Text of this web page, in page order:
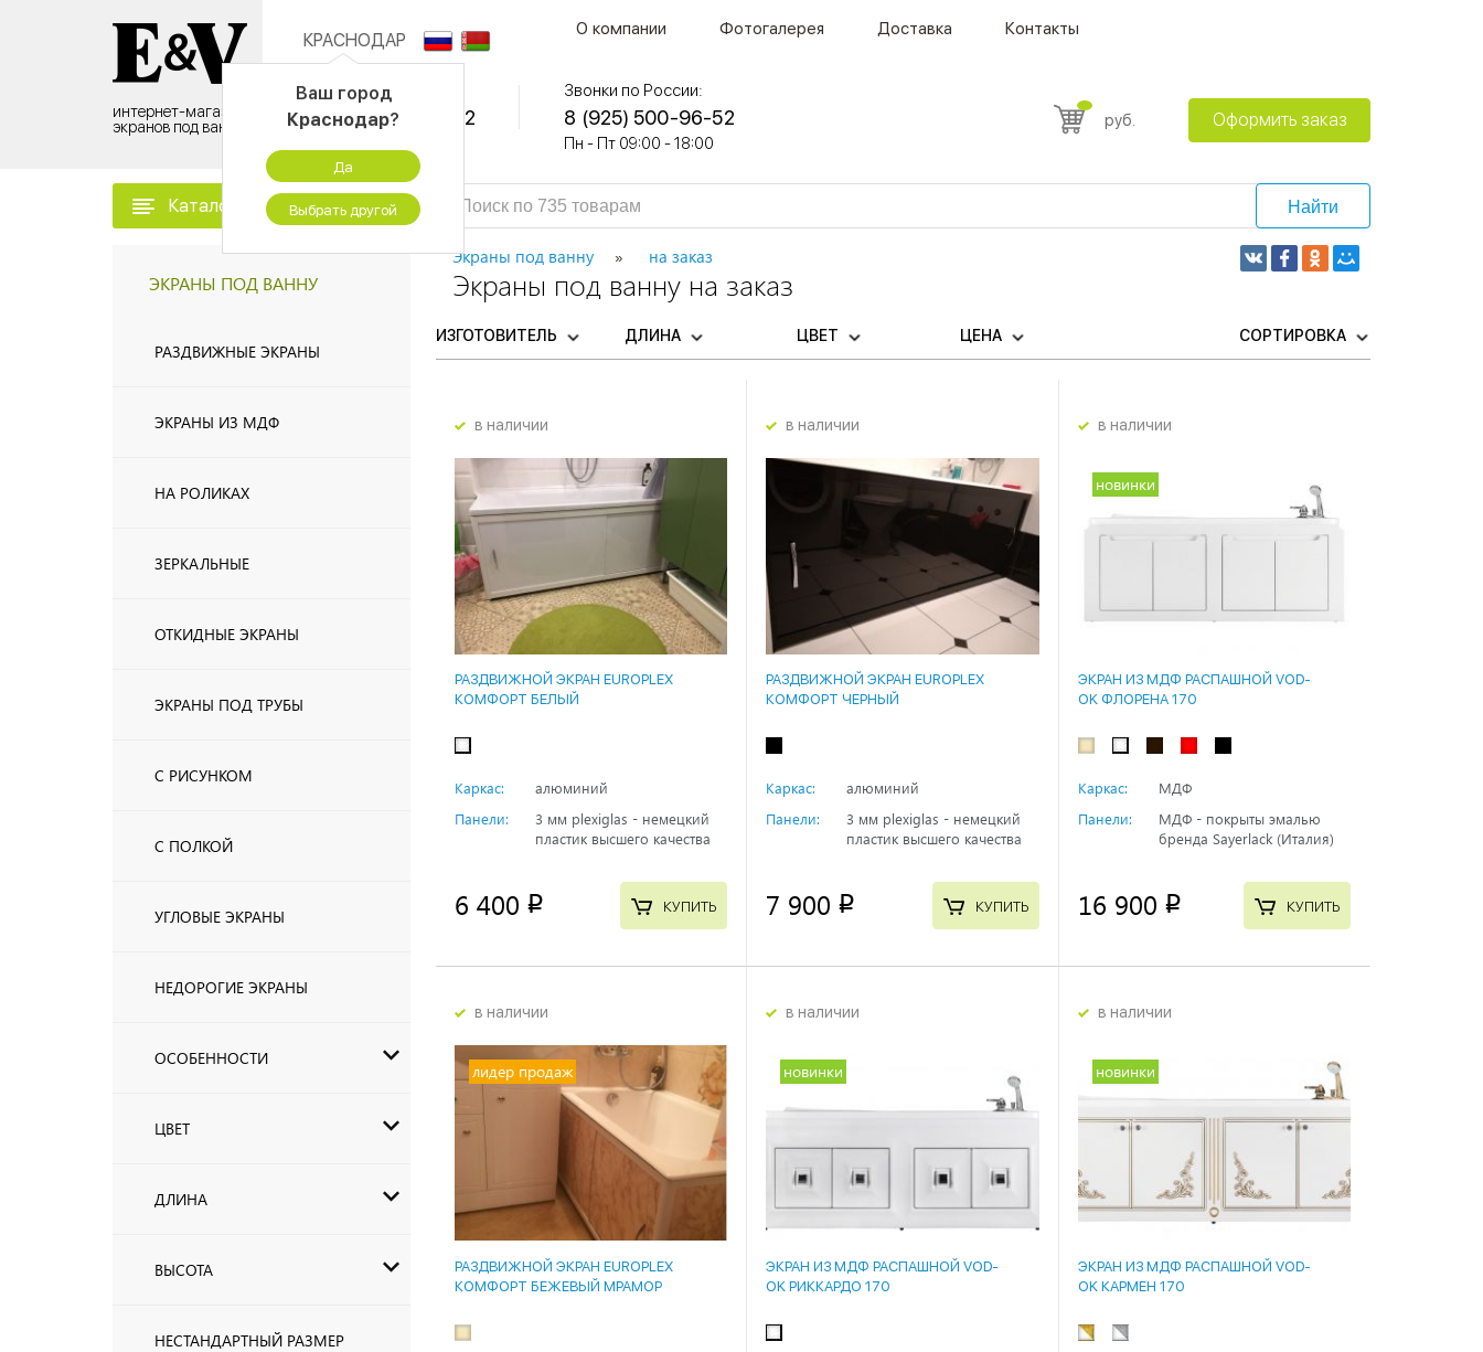
интернет-магазин
экранов под ванну
КРАСНОДАР
Ваш город
Краснодар?
Да
Выбрать другой
О компании Фотогалерея Доставка Контакты
Контактный центр:
8 (495) 500-96-52
Звонки по России:
8 (925) 500-96-52
Пн - Пт 09:00 - 18:00
руб. Оформить заказ
Каталог товаров Найти
ЭКРАНЫ ПОД ВАННУ
РАЗДВИЖНЫЕ ЭКРАНЫ
ЭКРАНЫ ИЗ МДФ
НА РОЛИКАХ
ЗЕРКАЛЬНЫЕ
ОТКИДНЫЕ ЭКРАНЫ
ЭКРАНЫ ПОД ТРУБЫ
С РИСУНКОМ
С ПОЛКОЙ
УГЛОВЫЕ ЭКРАНЫ
НЕДОРОГИЕ ЭКРАНЫ
ОСОБЕННОСТИ
ЦВЕТ
ДЛИНА
ВЫСОТА
НЕСТАНДАРТНЫЙ РАЗМЕР
Экраны под ванну на заказ
Экраны под ванну на заказ
ИЗГОТОВИТЕЛЬ ДЛИНА ЦВЕТ ЦЕНА СОРТИРОВКА
в наличии
РАЗДВИЖНОЙ ЭКРАН EUROPLEX
КОМФОРТ БЕЛЫЙ
Каркас:
алюминий
Панели:
3 мм plexiglas - немецкий
пластик высшего качества
6 400 p КУПИТЬ
в наличии
РАЗДВИЖНОЙ ЭКРАН EUROPLEX
КОМФОРТ ЧЕРНЫЙ
Каркас:
алюминий
Панели:
3 мм plexiglas - немецкий
пластик высшего качества
7 900 p КУПИТЬ
в наличии
новинки
ЭКРАН ИЗ МДФ РАСПАШНОЙ VOD-
OK ФЛОРЕНА 170
Каркас:
МДФ
Панели:
МДФ - покрыты эмалью
бренда Sayerlack (Италия)
16 900 p КУПИТЬ
в наличии
лидер продаж
РАЗДВИЖНОЙ ЭКРАН EUROPLEX
КОМФОРТ БЕЖЕВЫЙ МРАМОР
в наличии
новинки
ЭКРАН ИЗ МДФ РАСПАШНОЙ VOD-
OK РИККАРДО 170
в наличии
новинки
ЭКРАН ИЗ МДФ РАСПАШНОЙ VOD-
OK КАРМЕН 170